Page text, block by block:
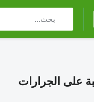
على الجرارات